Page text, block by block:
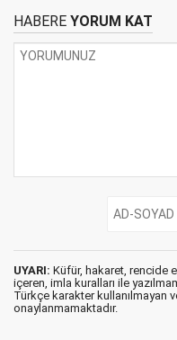
HABERE YORUM KAT
UYARI: Küfür, hakaret, rencide
içeren, imla kuralları ile
Türkçe karakter kullanılmayan
onaylanmamaktadır.